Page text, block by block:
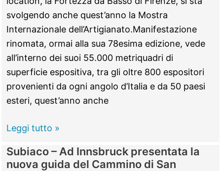
svolgendo anche quest’anno la Mostra
Internazionale dell’Artigianato.Manifestazione
rinomata, ormai alla sua 78esima edizione, vede
all’interno dei suoi 55.000 metriquadri di
superficie espositiva, tra gli oltre 800 espositori
provenienti da ogni angolo d’Italia e da 50 paesi
esteri, quest’anno anche
Subiaco
Il
Leggi tutto »
Subiaco – Ad Innsbruck presentata la
nuova guida del Cammino di San